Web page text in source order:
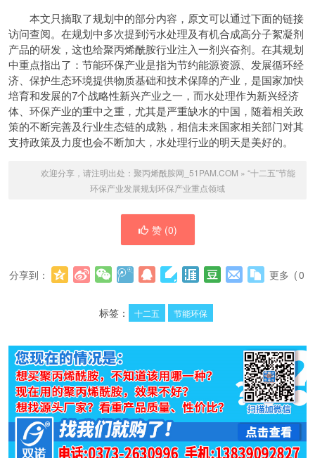
本文只摘取了规划中的部分内容，原文可以通过下面的链接
访问查阅。在规划中多次提到污水处理及有机合成高分子絮凝剂
产品的研发，这也给聚丙烯酰胺行业注入一剂兴奋剂。在其规划
中重点指出了：节能环保产业是指为节约能源资源、发展循环经
济、保护生态环境提供物质基础和技术保障的产业，是国家加快
培育和发展的7个战略性新兴产业之一，而水处理作为新兴经济
体、环保产业的重中之重，尤其是严重缺水的中国，随着相关政
策的不断完善及行业生态链的成熟，相信未来国家相关部门对其
支持政策及力度也会不断加大，水处理行业的明天是美好的。
欢迎分享，请注明出处： 聚丙烯酰胺网_51PAM.COM » “十二五”节能
环保产业发展规划环保产业重点领域
赞 (0)
分享到： 更多 (0
标签：
十二五 节能环保